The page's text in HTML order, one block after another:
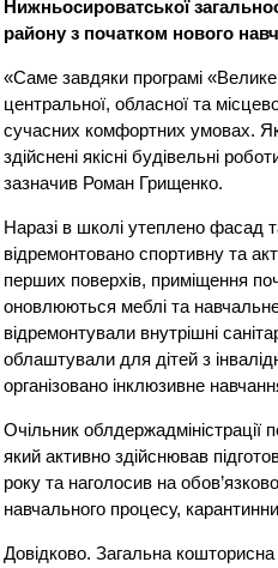
Нижньосироватської
району з початком нового
«Саме завдяки програмі
центральної, обласної та
сучасних комфортних умовах.
здійснені якісні будівельні
зазначив Роман Грищенко.
Наразі в школі утеплено фасад
відремонтовано спортивну та
перших поверхів, приміщення
оновлюються меблі та
відремонтували внутрішні
облаштували для дітей з
організовано інклюзивне
Очільник облдержадміністрації
який активно здійснював
року та наголосив на
навчального процесу,
Довідково. Загальна кошторисна